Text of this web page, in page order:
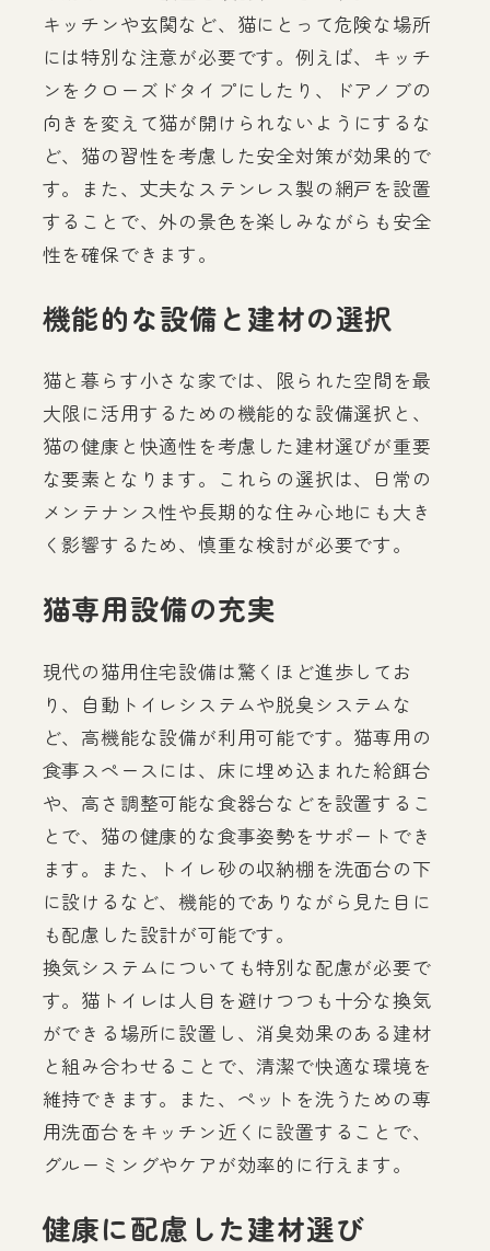
キッチンや玄関など、猫にとって危険な場所
には特別な注意が必要です。例えば、キッチ
ンをクローズドタイプにしたり、ドアノブの
向きを変えて猫が開けられないようにするな
ど、猫の習性を考慮した安全対策が効果的で
す。また、丈夫なステンレス製の網戸を設置
することで、外の景色を楽しみながらも安全
性を確保できます。
機能的な設備と建材の選択
猫と暮らす小さな家では、限られた空間を最
大限に活用するための機能的な設備選択と、
猫の健康と快適性を考慮した建材選びが重要
な要素となります。これらの選択は、日常の
メンテナンス性や長期的な住み心地にも大き
く影響するため、慎重な検討が必要です。
猫専用設備の充実
現代の猫用住宅設備は驚くほど進歩してお
り、自動トイレシステムや脱臭システムな
ど、高機能な設備が利用可能です。猫専用の
食事スペースには、床に埋め込まれた給餌台
や、高さ調整可能な食器台などを設置するこ
とで、猫の健康的な食事姿勢をサポートでき
ます。また、トイレ砂の収納棚を洗面台の下
に設けるなど、機能的でありながら見た目に
も配慮した設計が可能です。
換気システムについても特別な配慮が必要で
す。猫トイレは人目を避けつつも十分な換気
ができる場所に設置し、消臭効果のある建材
と組み合わせることで、清潔で快適な環境を
維持できます。また、ペットを洗うための専
用洗面台をキッチン近くに設置することで、
グルーミングやケアが効率的に行えます。
健康に配慮した建材選び